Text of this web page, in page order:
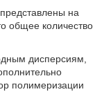
на
общее количество
дисперсиям,
полимеризации